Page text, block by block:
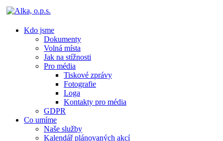
Kdo jsme
Dokumenty
Volná místa
Jak na stížnosti
Pro média
Tiskové zprávy
Fotografie
Loga
Kontakty pro média
GDPR
Co umíme
Naše služby
Kalendář plánovaných akcí